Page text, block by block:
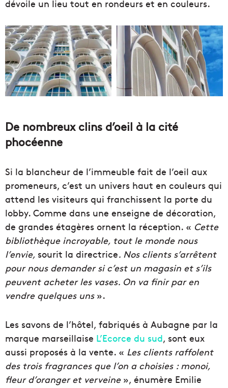
dévoile un lieu tout en rondeurs et en couleurs.
De nombreux clins d’oeil à la cité
phocéenne
Si la blancheur de l’immeuble fait de l’oeil aux
promeneurs, c’est un univers haut en couleurs qui
attend les visiteurs qui franchissent la porte du
lobby. Comme dans une enseigne de décoration,
de grandes étagères ornent la réception. « Cette
bibliothèque incroyable, tout le monde nous
l’envie, sourit la directrice. Nos clients s’arrêtent
pour nous demander si c’est un magasin et s’ils
peuvent acheter les vases. On va finir par en
vendre quelques uns».
Les savons de l’hôtel, fabriqués à Aubagne par la
marque marseillaise L’Ecorce du sud, sont eux
aussi proposés à la vente. « Les clients raffolent
des trois fragrances que l’on a choisies : monoi,
fleur d’oranger et verveine», énumère Emilie